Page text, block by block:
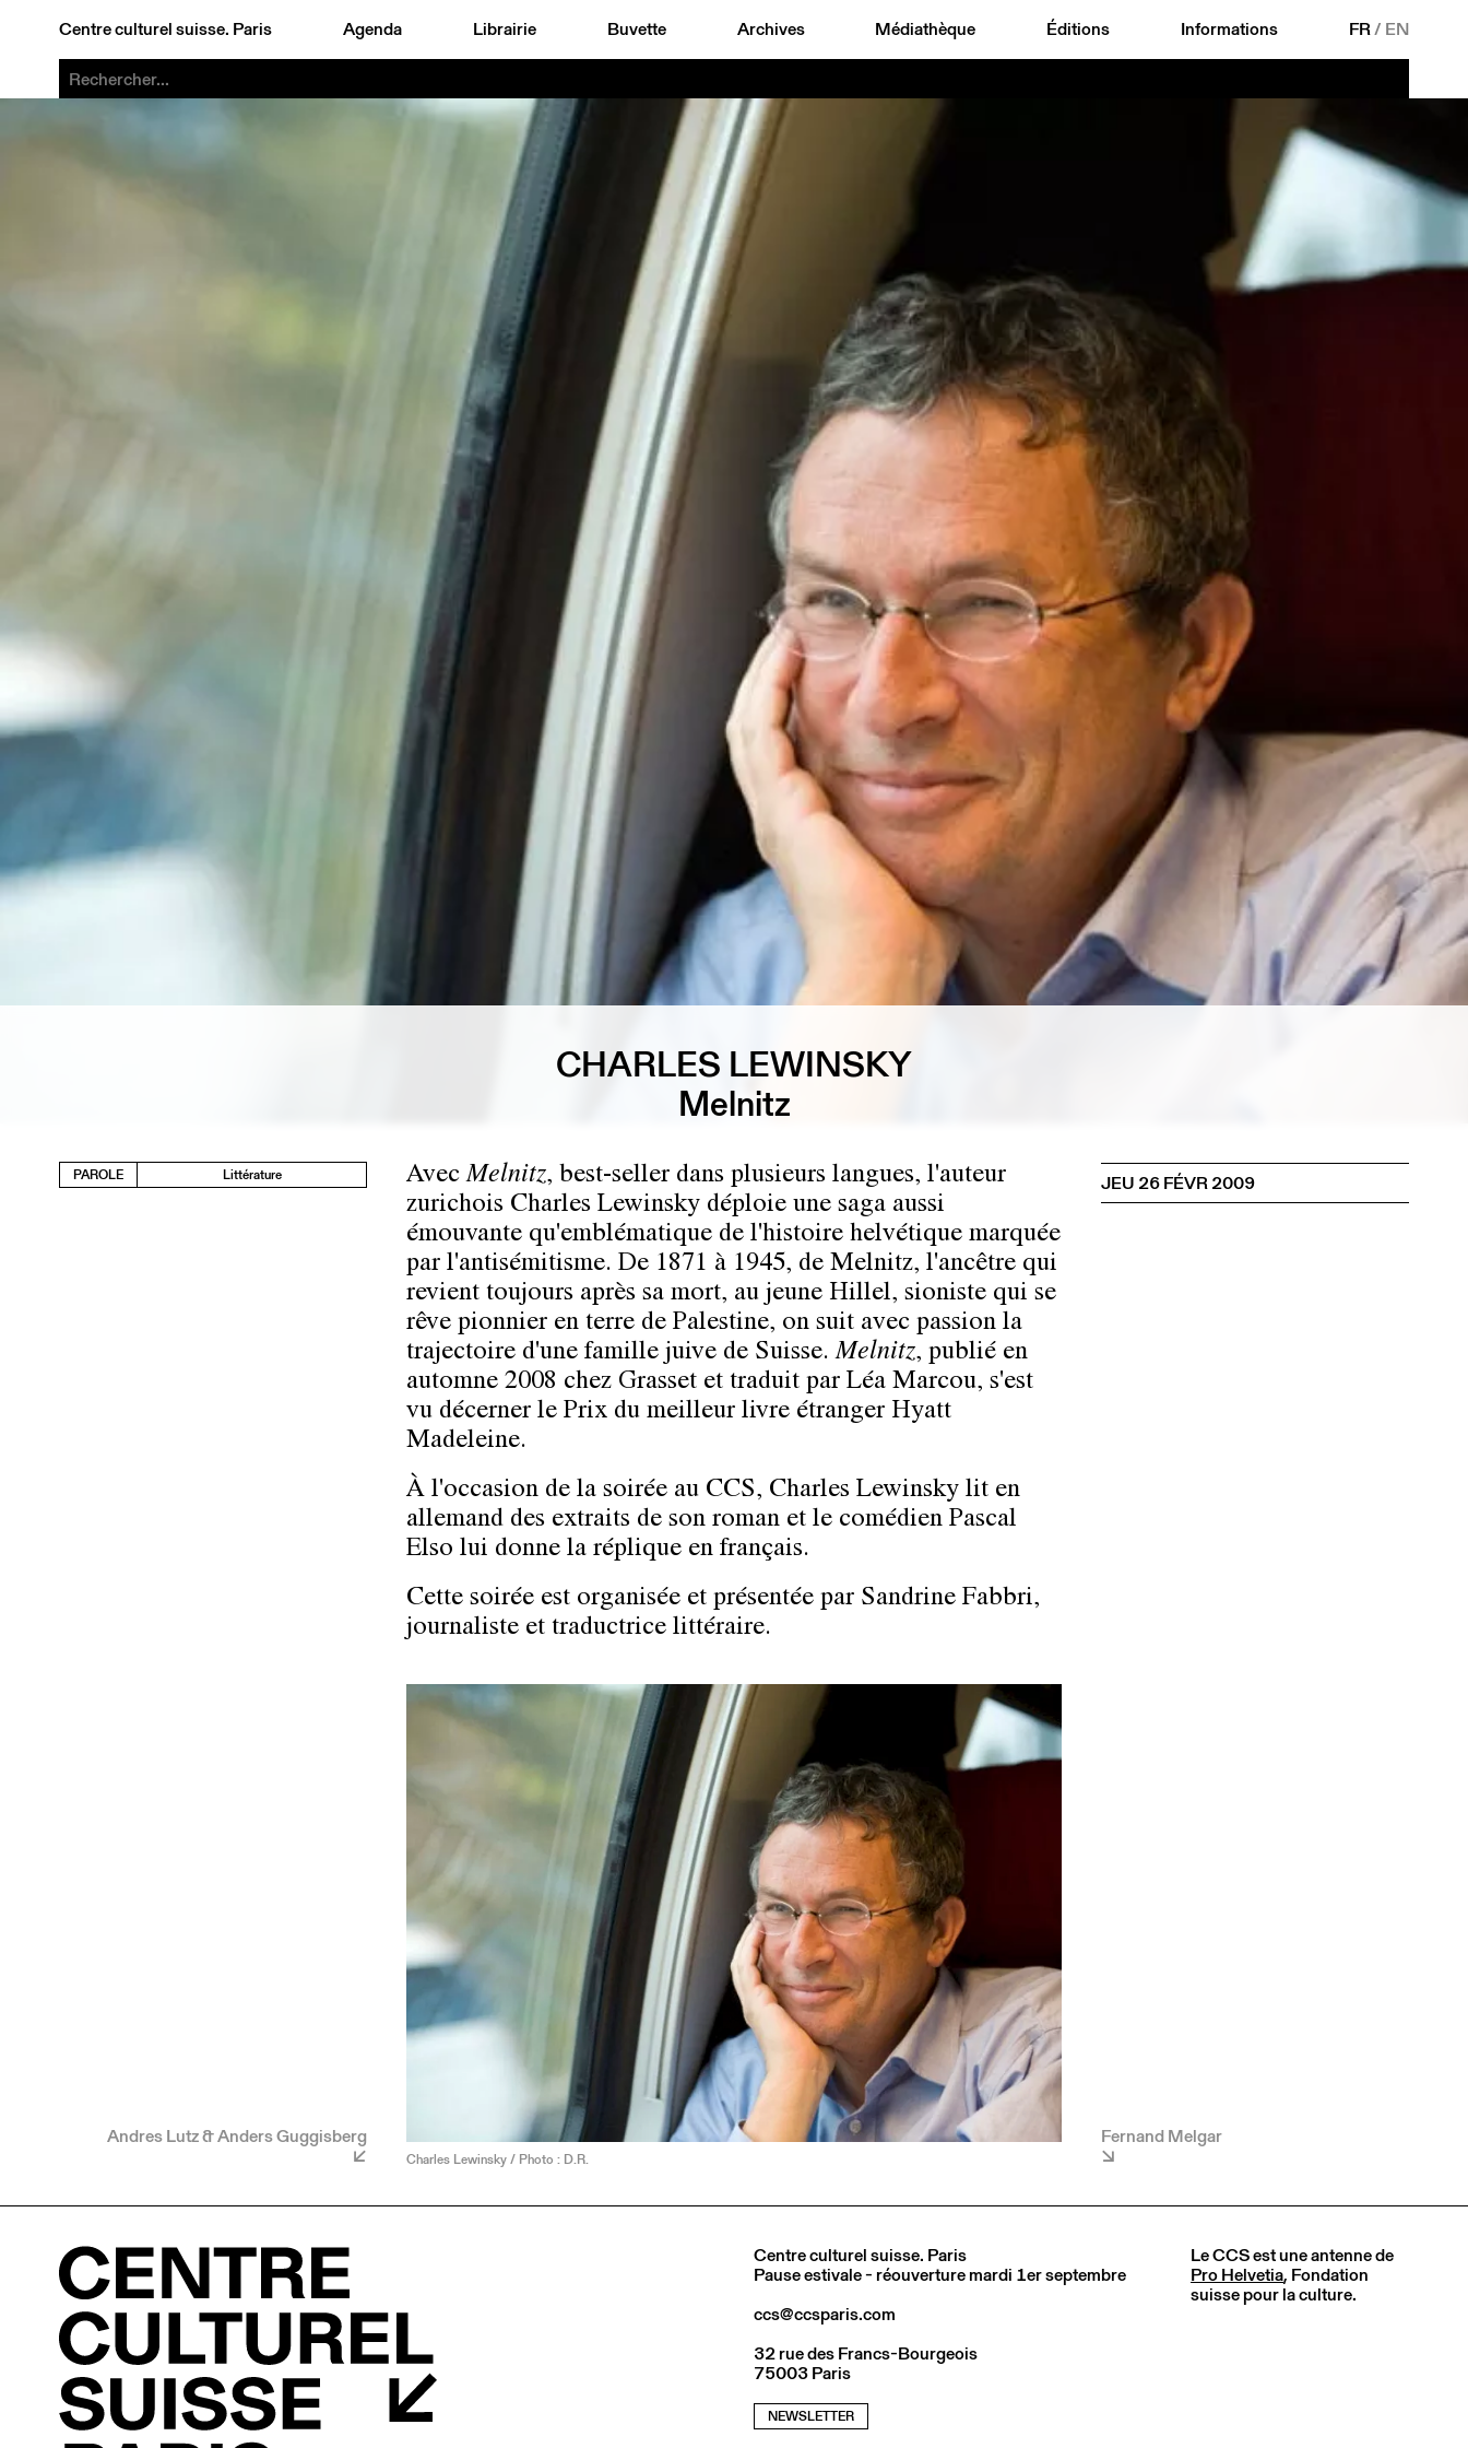
Centre culturel suisse. Paris Agenda Librairie Buvette Archives Médiathèque Éditions Informations FR/ EN
CHARLES LEWINSKY
Melnitz
PAROLE Littérature
Andres Lutz & Anders Guggisberg
AvecMelnitz, best-seller dans plusieurs langues, l'auteur
zurichois Charles Lewinsky déploie une saga aussi
émouvante qu'emblématique de l'histoire helvétique marquée
par l'antisémitisme. De 1871 à 1945, de Melnitz, l'ancêtre qui
revient toujours après sa mort, au jeune Hillel, sioniste qui se
rêve pionnier en terre de Palestine, on suit avec passion la
trajectoire d'une famille juive de Suisse.Melnitz, publié en
automne 2008 chez Grasset et traduit par Léa Marcou, s'est
vu décerner le Prix du meilleur livre étranger Hyatt
Madeleine.
À l'occasion de la soirée au CCS, Charles Lewinsky lit en
allemand des extraits de son roman et le comédien Pascal
Elso lui donne la réplique en français.
Cette soirée est organisée et présentée par Sandrine Fabbri,
journaliste et traductrice littéraire.
Charles Lewinsky / Photo : D.R.
JEU 26 FÉVR 2009
Fernand Melgar
Centre culturel suisse. Paris
Pause estivale - réouverture mardi 1er septembre
ccs@ccsparis.com
32 rue des Francs-Bourgeois
75003 Paris
NEWSLETTER
Le CCS est une antenne de
Pro Helvetia, Fondation
suisse pour la culture.